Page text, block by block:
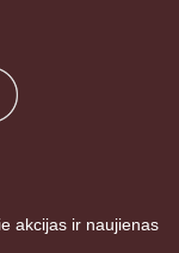
akcijas ir naujienas